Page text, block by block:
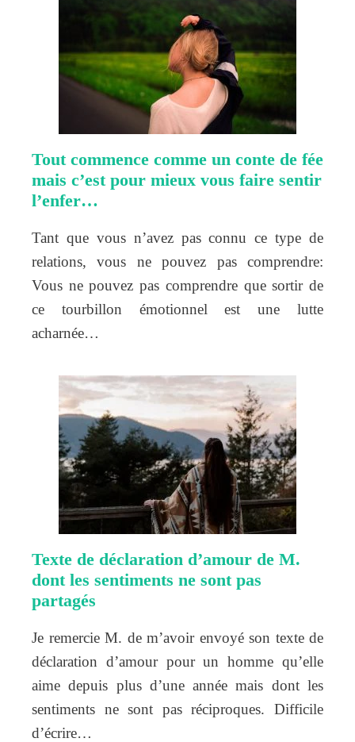
Tout commence comme un conte de fée
mais c’est pour mieux vous faire sentir
l’enfer…
Tant que vous n’avez pas connu ce type de
relations, vous ne pouvez pas comprendre:
Vous ne pouvez pas comprendre que sortir de
ce tourbillon émotionnel est une lutte
acharnée…
Texte de déclaration d’amour de M.
dont les sentiments ne sont pas
partagés
Je remercie M. de m’avoir envoyé son texte de
déclaration d’amour pour un homme qu’elle
aime depuis plus d’une année mais dont les
sentiments ne sont pas réciproques. Difficile
d’écrire…